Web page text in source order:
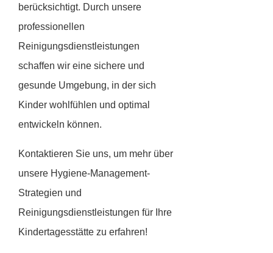
berücksichtigt. Durch unsere
professionellen
Reinigungsdienstleistungen
schaffen wir eine sichere und
gesunde Umgebung, in der sich
Kinder wohlfühlen und optimal
entwickeln können.
Kontaktieren Sie uns, um mehr über
unsere Hygiene-Management-
Strategien und
Reinigungsdienstleistungen für Ihre
Kindertagesstätte zu erfahren!